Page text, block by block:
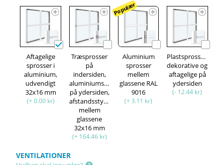
Aftagelige
sprosser i
aluminium,
udvendigt
32x16 mm
(+ 0.00 kr)
Træsprosser
på
indersiden,
aluminiumsprosser
på ydersiden,
afstandsstykke
mellem
glassene
32x16 mm
(+ 164.46 kr)
Populær
Aluminium
sprosser
mellem
glassene RAL
9016
(+ 3.11 kr)
Plastsprosser,
dekorative og
aftagelige på
ydersiden
(- 12.44 kr)
VENTILATIONER